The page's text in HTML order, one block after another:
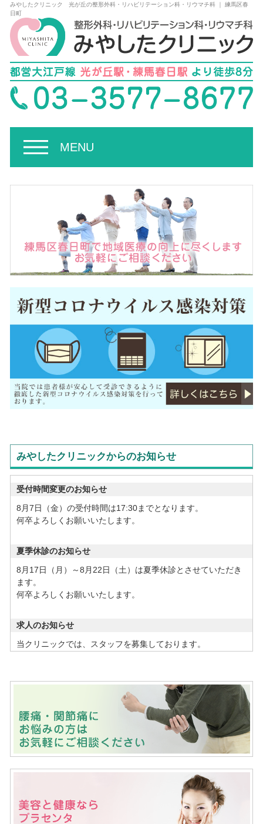
みやしたクリニック 光が丘の整形外科・リハビリテーション科・リウマチ科 ｜ 練馬区春
日町
MENU
みやしたクリニックからのお知らせ
受付時間変更のお知らせ
8月7日（金）の受付時間は17:30までとなります。
何卒よろしくお願いいたします。
夏季休診のお知らせ
8月17日（月）～8月22日（土）は夏季休診とさせていただき
ます。
何卒よろしくお願いいたします。
求人のお知らせ
当クリニックでは、スタッフを募集しております。
※能力・経験により優遇します。
応募方法：電話連絡の上、履歴書をご持参ください。
看護師の注射受付時間について
2026年2月2日（月）より看護師の注射の受付時間は17時30分
までとなります。
資格確認書あるいはマイナ保険証への切り替えについて